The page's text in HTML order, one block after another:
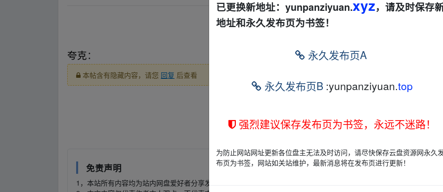
夸克：
本帖含有隐藏内容，请您 回复 后查看
免责声明
1，本站所有内容均为站内网盘爱好者分享发布的网盘链接介绍展示帖子，
已更换新地址：yunpanziyuan.xyz，请及时保存
地址和永久发布页为书签！
永久发布页A
永久发布页B :yunpanziyuan.top
强烈建议保存发布页为书签，永远不迷路！
为防止网站网址更新各位盘主无法及时访问，请尽快保存云盘资源网永久
布页为书签，网站如关站维护，最新消息将在发布页进行更新！